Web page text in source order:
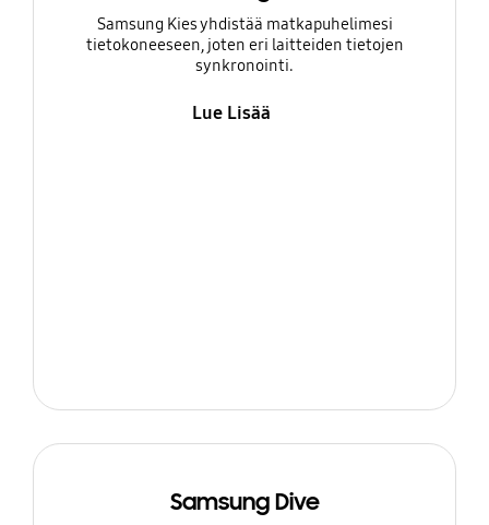
Samsung Kies yhdistää matkapuhelimesi
tietokoneeseen, joten eri laitteiden tietojen
synkronointi.
Lue Lisää
Samsung Dive